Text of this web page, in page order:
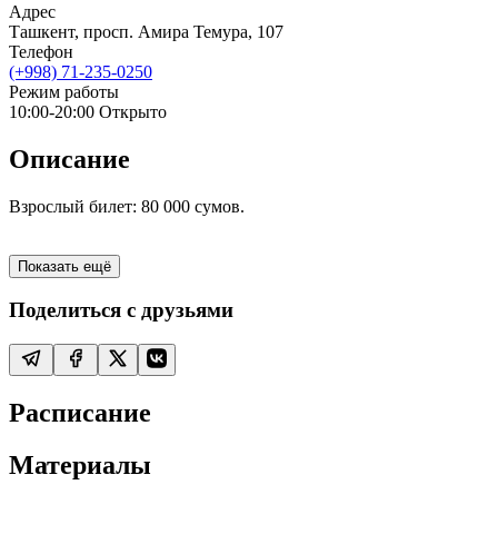
Адрес
Ташкент, просп. Амира Темура, 107
Телефон
(+998) 71-235-0250
Режим работы
10:00-20:00 Открыто
Описание
Взрослый билет: 80 000 сумов.
Показать ещё
Поделиться с друзьями
Расписание
Материалы